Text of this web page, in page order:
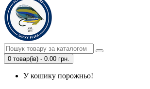
0 товар(ів) - 0.00 грн.
У кошику порожньо!